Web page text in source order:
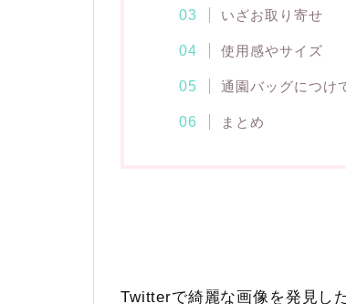
いざお取り寄せ
使用感やサイズ
通園バッグにつけ
まとめ
Twitterで綺麗な画像を発見し